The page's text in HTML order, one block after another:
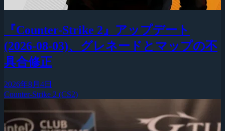
『Counter-Strike 2』アップデート
(2026-08-03)、グレネードとマップの不
具合修正
2026年8月4日
Counter-Strike 2 (CS2)